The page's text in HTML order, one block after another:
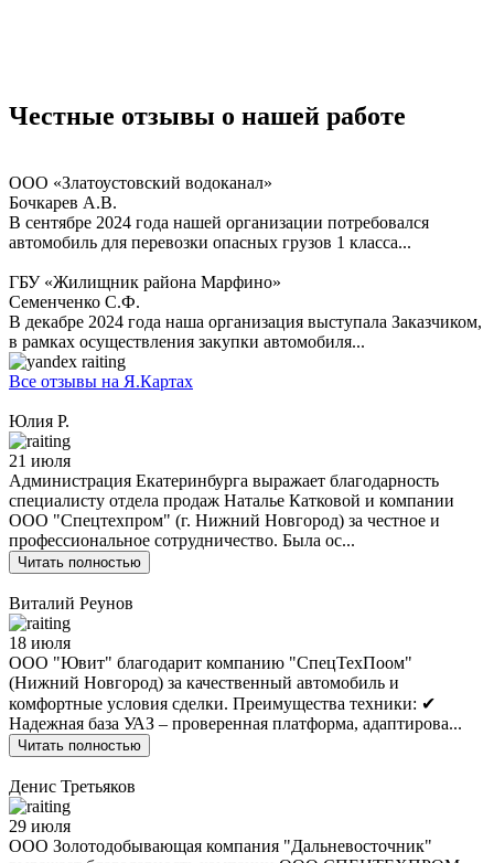
Честные отзывы о нашей работе
ООО «Златоустовский водоканал»
Бочкарев А.В.
В сентябре 2024 года нашей организации потребовался
автомобиль для перевозки опасных грузов 1 класса...
ГБУ «Жилищник района Марфино»
Семенченко С.Ф.
В декабре 2024 года наша организация выступала Заказчиком,
в рамках осуществления закупки автомобиля...
Все отзывы на Я.Картах
Юлия Р.
21 июля
Администрация Екатеринбурга выражает благодарность
специалисту отдела продаж Наталье Катковой и компании
ООО "Спецтехпром" (г. Нижний Новгород) за честное и
профессиональное сотрудничество. Была ос...
Читать полностью
Виталий Реунов
18 июля
ООО "Ювит" благодарит компанию "СпецТехПоом"
(Нижний Новгород) за качественный автомобиль и
комфортные условия сделки. Преимущества техники: ✔
Надежная база УАЗ – проверенная платформа, адаптирова...
Читать полностью
Денис Третьяков
29 июля
ООО Золотодобывающая компания "Дальневосточник"